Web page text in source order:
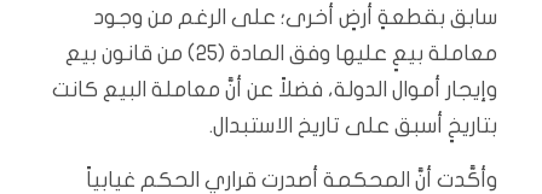
سابق بقطعةٍ أرضٍ أخرى؛ على الرغم من وجود
معاملة بيعٍ عليها وفق المادة (25) من قانون بيع
وإيجار أموال الدولة، فضلاً عن أنَّ معاملة البيع كانت
بتاريخٍ أسبق على تاريخ الاستبدال.
وأكَّدت أنَّ المحكمة أصدرت قراري الحكم غيابياً